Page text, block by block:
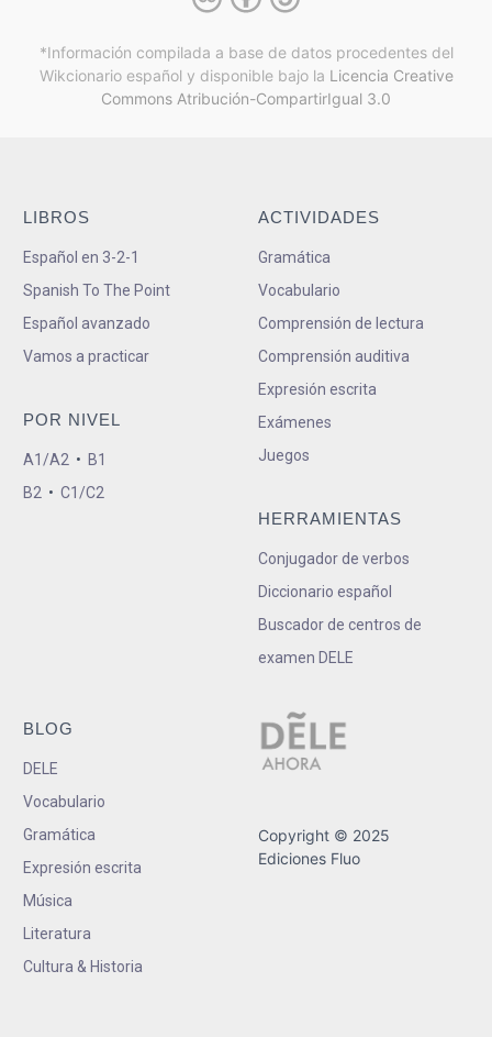
*Información compilada a base de datos procedentes del
Wikcionario español y disponible bajo la Licencia Creative
Commons Atribución-CompartirIgual 3.0
LIBROS
Español en 3-2-1
Spanish To The Point
Español avanzado
Vamos a practicar
POR NIVEL
A1/A2 • B1
B2 • C1/C2
ACTIVIDADES
Gramática
Vocabulario
Comprensión de lectura
Comprensión auditiva
Expresión escrita
Exámenes
Juegos
HERRAMIENTAS
Conjugador de verbos
Diccionario español
Buscador de centros de
examen DELE
BLOG
DELE
Vocabulario
Gramática
Expresión escrita
Música
Literatura
Cultura & Historia
Copyright © 2025
Ediciones Fluo